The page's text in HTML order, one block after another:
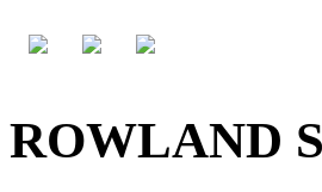
ROWLAND